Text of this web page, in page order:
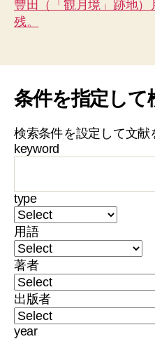
豐田（「観月境」跡地
残。
条件を指定して
検索条件を設定して文献
keyword
type
用語
著者
出版者
year